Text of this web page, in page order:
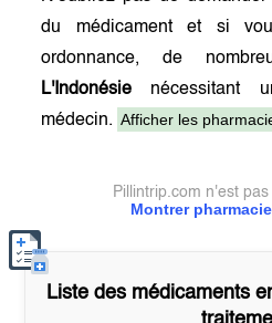
du médicament et si
ordonnance, de
L'Indonésie nécessitant
médecin. Afficher les
Montrer
Pillintrip.com n'est
Liste des médicaments